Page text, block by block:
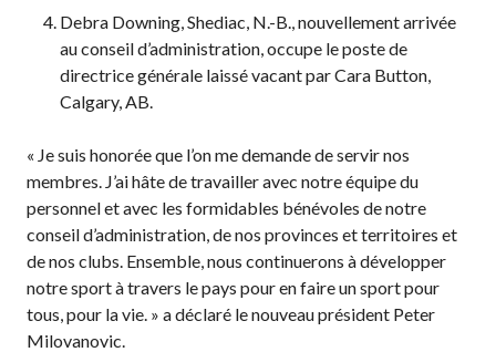
Journée nationale du
Pickleball
PC Scoop
Contact
Nationaux
Règles de base
Pickleball récréatif
Debra Downing, Shediac, N.-B., nouvellement arrivée
au conseil d’administration, occupe le poste de
directrice générale laissé vacant par Cara Button,
Calgary, AB.
« Je suis honorée que l’on me demande de servir nos
membres. J’ai hâte de travailler avec notre équipe du
personnel et avec les formidables bénévoles de notre
conseil d’administration, de nos provinces et territoires et
de nos clubs. Ensemble, nous continuerons à développer
notre sport à travers le pays pour en faire un sport pour
tous, pour la vie. » a déclaré le nouveau président Peter
Milovanovic.